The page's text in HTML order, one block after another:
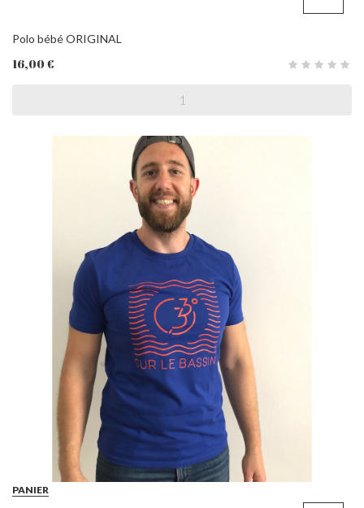
Polo bébé ORIGINAL
16,00 €
PANIER